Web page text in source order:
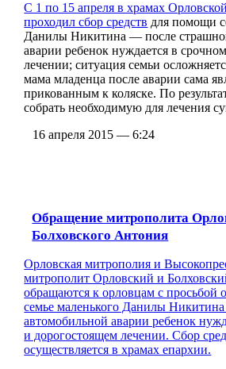
С 1 по 15 апреля в храмах
проходил сбор средств для помощи
Данилы Никитина — после
аварии ребенок нуждается в
лечении; ситуация семьи
мама младенца после аварии сама
прикованным к коляске. По
собрать необходимую для лечения
16 апреля 2015 — 6:24
Обращение митрополита
Болховского Антония
Орловская митрополия и
митрополит Орловский и
обращаются к орловцам с просьбой
семье маленького Данилы
автомобильной аварии ребенок
и дорогостоящем лечении. Сбор
осуществляется в храмах епархии.